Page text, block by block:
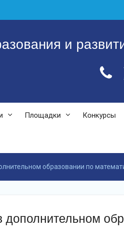
и
Площадки Конкурсы
образовании по